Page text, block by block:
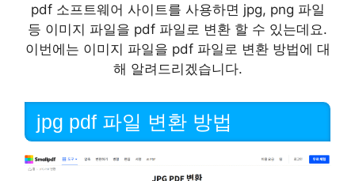
pdf 소프트웨어 사이트를 사용하면 jpg, png 파일
등 이미지 파일을 pdf 파일로 변환 할 수 있는데요.
이번에는 이미지 파일을 pdf 파일로 변환 방법에 대
해 알려드리겠습니다.
jpg pdf 파일 변환 방법